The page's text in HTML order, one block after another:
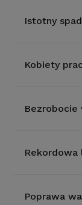
Istotny
Kobiety
Rekordowa
Poprawa